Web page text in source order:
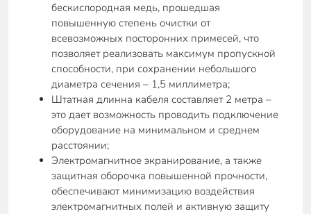
бескислородная медь, прошедшая
повышенную степень очистки от
всевозможных посторонних примесей, что
позволяет реализовать максимум пропускной
способности, при сохранении небольшого
диаметра сечения – 1,5 миллиметра;
Штатная длинна кабеля составляет 2 метра –
это дает возможность проводить подключение
оборудование на минимальном и среднем
расстоянии;
Электромагнитное экранирование, а также
защитная оборочка повышенной прочности,
обеспечивают минимизацию воздействия
электромагнитных полей и активную защиту